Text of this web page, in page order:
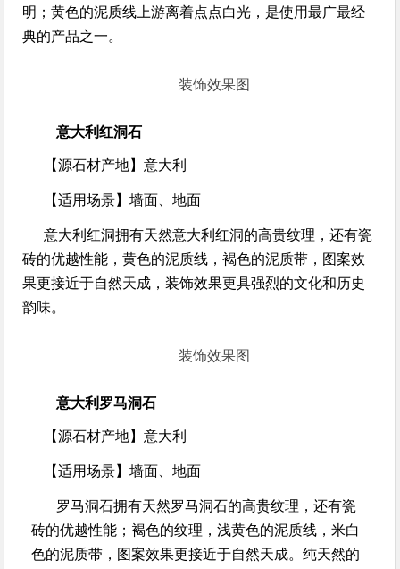
明；黄色的泥质线上游离着点点白光，是使用最广最经
典的产品之一。
装饰效果图
意大利红洞石
【源石材产地】意大利
【适用场景】墙面、地面
意大利红洞拥有天然意大利红洞的高贵纹理，还有瓷
砖的优越性能，黄色的泥质线，褐色的泥质带，图案效
果更接近于自然天成，装饰效果更具强烈的文化和历史
韵味。
装饰效果图
意大利罗马洞石
【源石材产地】意大利
【适用场景】墙面、地面
罗马洞石拥有天然罗马洞石的高贵纹理，还有瓷
砖的优越性能；褐色的纹理，浅黄色的泥质线，米白
色的泥质带，图案效果更接近于自然天成。纯天然的